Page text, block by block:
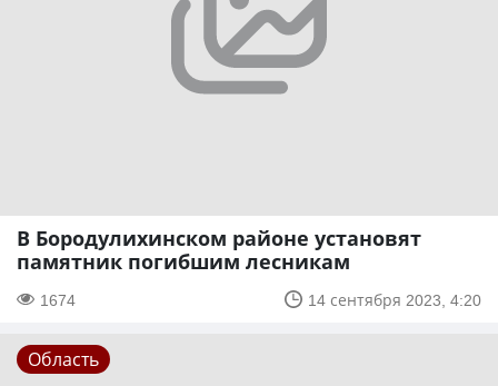
В Бородулихинском районе установят
памятник погибшим лесникам
1674 14 сентября 2023, 4:20
Область